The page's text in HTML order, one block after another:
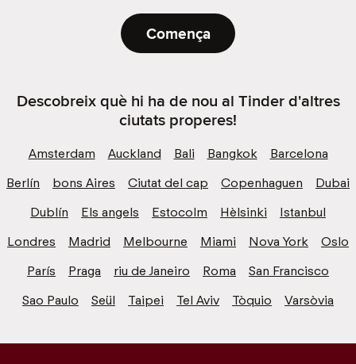
Comença
Descobreix què hi ha de nou al Tinder d'altres
ciutats properes!
Amsterdam Auckland Bali Bangkok
Barcelona
Berlín
bons Aires Ciutat del cap Copenhaguen
Dubai
Dublín
Els angels Estocolm Hèlsinki
Istanbul
Londres
Madrid Melbourne Miami Nova York
Oslo
París
Praga riu de Janeiro Roma
San Francisco
Sao Paulo
Seül Taipei Tel Aviv Tòquio Varsòvia